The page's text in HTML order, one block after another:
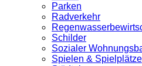
Parken
Radverkehr
Schilder
Sozialer
Spielen & Spielplätze